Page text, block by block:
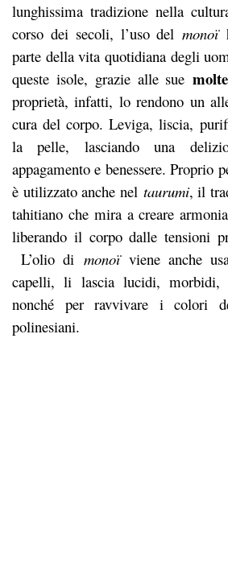
lunghissima tradizione nella
corso dei secoli, l’uso delmonoï
parte della vita quotidiana degli
queste isole, grazie alle sue
proprietà, infatti, lo rendono un
cura del corpo. Leviga, liscia,
la pelle, lasciando una
appagamento e benessere. Proprio
è utilizzato anche nel taurumi, il
tahitiano che mira a creare
liberando il corpo dalle tensioni
L’olio di monoïviene anche
capelli, li lascia lucidi, morbidi,
nonché per ravvivare i colori
polinesiani.